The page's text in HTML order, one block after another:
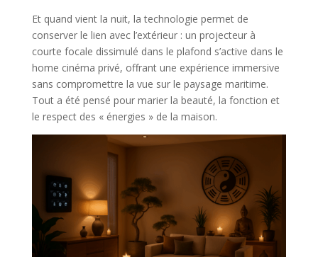
Et quand vient la nuit, la technologie permet de
conserver le lien avec l’extérieur : un projecteur à
courte focale dissimulé dans le plafond s’active dans le
home cinéma privé, offrant une expérience immersive
sans compromettre la vue sur le paysage maritime.
Tout a été pensé pour marier la beauté, la fonction et
le respect des « énergies » de la maison.